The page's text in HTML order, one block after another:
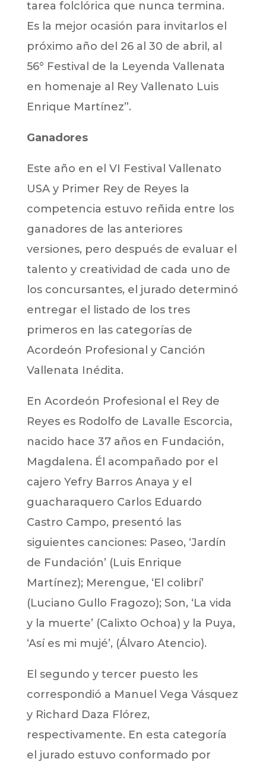
tarea folclórica que nunca termina.
Es la mejor ocasión para invitarlos el
próximo año del 26 al 30 de abril, al
56° Festival de la Leyenda Vallenata
en homenaje al Rey Vallenato Luis
Enrique Martínez”.
Ganadores
Este año en el VI Festival Vallenato
USA y Primer Rey de Reyes la
competencia estuvo reñida entre los
ganadores de las anteriores
versiones, pero después de evaluar el
talento y creatividad de cada uno de
los concursantes, el jurado determinó
entregar el listado de los tres
primeros en las categorías de
Acordeón Profesional y Canción
Vallenata Inédita.
En Acordeón Profesional el Rey de
Reyes es Rodolfo de Lavalle Escorcia,
nacido hace 37 años en Fundación,
Magdalena. Él acompañado por el
cajero Yefry Barros Anaya y el
guacharaquero Carlos Eduardo
Castro Campo, presentó las
siguientes canciones: Paseo, ‘Jardín
de Fundación’ (Luis Enrique
Martínez); Merengue, ‘El colibrí’
(Luciano Gullo Fragozo); Son, ‘La vida
y la muerte’ (Calixto Ochoa) y la Puya,
‘Así es mi mujé’, (Álvaro Atencio).
El segundo y tercer puesto les
correspondió a Manuel Vega Vásquez
y Richard Daza Flórez,
respectivamente. En esta categoría
el jurado estuvo conformado por